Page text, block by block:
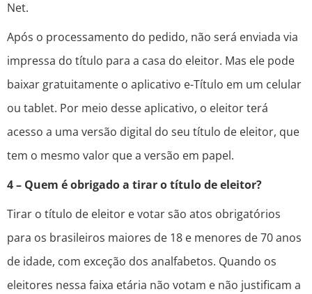
Net.
Após o processamento do pedido, não será enviada via
impressa do título para a casa do eleitor. Mas ele pode
baixar gratuitamente o aplicativo e-Título em um celular
ou tablet. Por meio desse aplicativo, o eleitor terá
acesso a uma versão digital do seu título de eleitor, que
tem o mesmo valor que a versão em papel.
4 – Quem é obrigado a tirar o título de eleitor?
Tirar o título de eleitor e votar são atos obrigatórios
para os brasileiros maiores de 18 e menores de 70 anos
de idade, com exceção dos analfabetos. Quando os
eleitores nessa faixa etária não votam e não justificam a